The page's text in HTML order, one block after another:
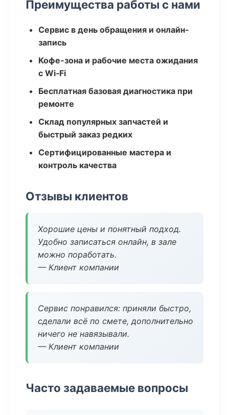
Преимущества работы с нами
Сервис в день обращения и онлайн-
запись
Кофе-зона и рабочие места ожидания
с Wi‑Fi
Бесплатная базовая диагностика при
ремонте
Склад популярных запчастей и
быстрый заказ редких
Сертифицированные мастера и
контроль качества
Отзывы клиентов
Хорошие цены и понятный подход.
Удобно записаться онлайн, в зале
можно поработать.
— Клиент компании
Сервис понравился: приняли быстро,
сделали всё по смете, дополнительно
ничего не навязывали.
— Клиент компании
Часто задаваемые вопросы